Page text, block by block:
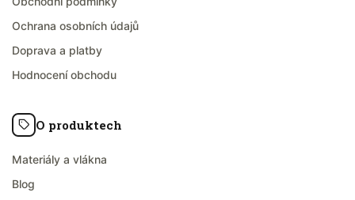
Ochrana osobních údajů
Doprava a platby
Hodnocení obchodu
O produktech
Materiály a vlákna
Blog